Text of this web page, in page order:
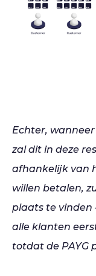
Echter,
zal dit in deze
afhankelijk van
willen betalen,
plaats te vinden
alle klanten
totdat de PAYG